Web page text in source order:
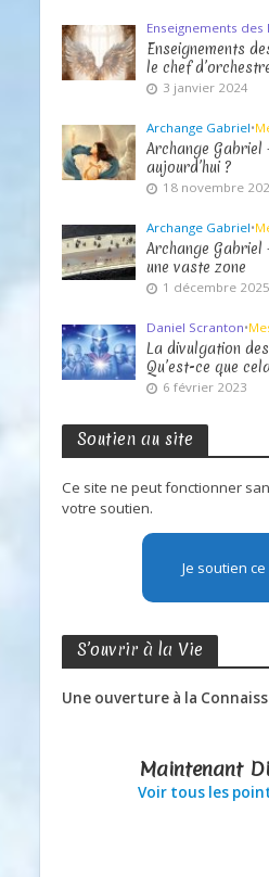
Enseignements des
Enseignements
le chef
3 janvier 2024
Archange Gabriel•
Archange Gabriel
aujourd’hui ?
18 novembre
Archange Gabriel•
Archange Gabriel
une vaste zone
1 décembre 2025
Daniel Scranton•
La divulgation
Qu’est-ce que
6 février 2023
Soutien au site
Ce site ne peut fonctionner
votre soutien.
Je soutien
S’ouvrir à la Vie
Une ouverture à la
Maintenant
Voir tous les